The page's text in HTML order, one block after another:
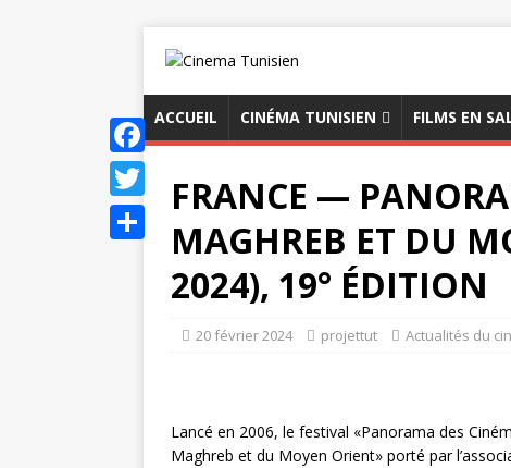
ACCUEIL CINÉMA TUNISIEN FILMS EN
FRANCE —
MAGHREB ET DU
2024), 19° ÉDITION
20 février 2024 projettut Actualités du
Lancé en 2006, le festival «Panorama des
Maghreb et du Moyen Orient» porté par
F
a
c
T